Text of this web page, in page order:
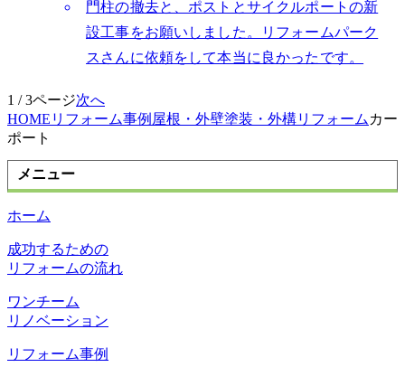
門柱の撤去と、ポストとサイクルポートの新
設工事をお願いしました。リフォームパーク
スさんに依頼をして本当に良かったです。
1 / 3ページ次へ
HOME リフォーム事例 屋根・外壁塗装・外構リフォーム カー
ポート
メニュー
ホーム
成功するための
リフォームの流れ
ワンチーム
リノベーション
リフォーム事例